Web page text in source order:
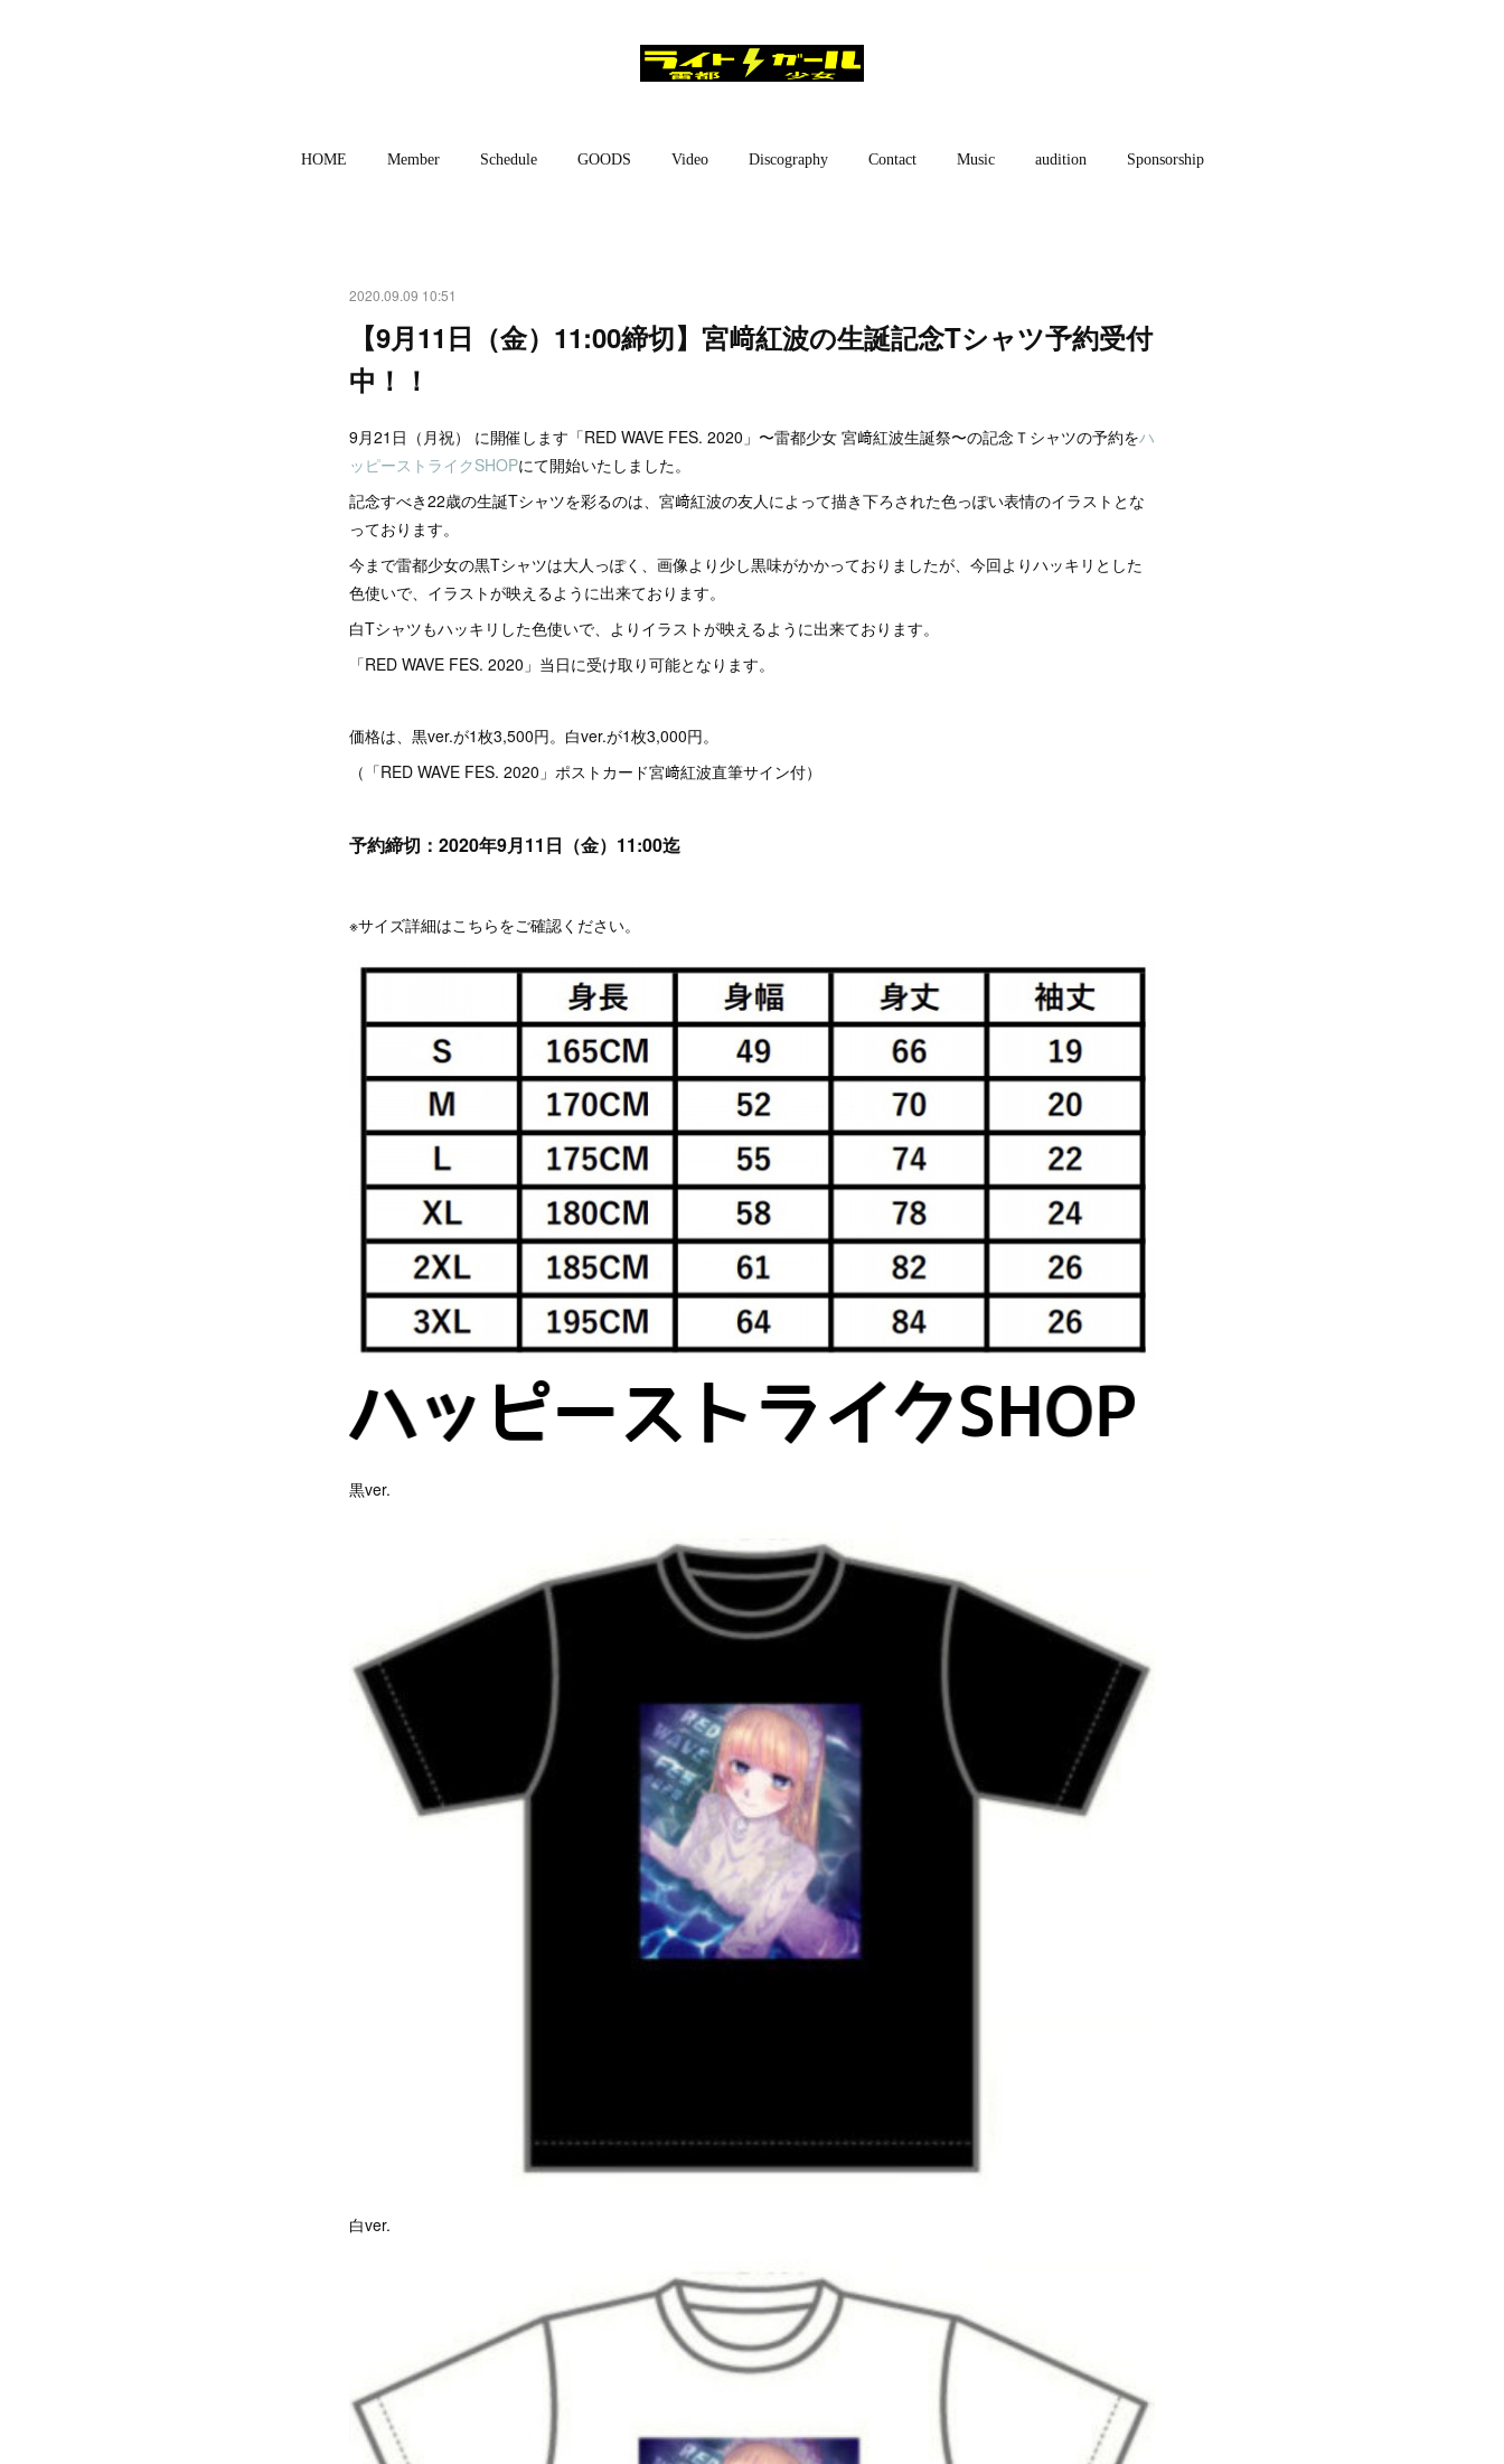
HOME Member Schedule GOODS Video Discography Contact Music audition Sponsorship
2020.09.09 10:51
【9月11日（金）11:00締切】宮﨑紅波の生誕記念Tシャツ予約受付
中！！
9月21日（月祝） に開催します「RED WAVE FES. 2020」〜雷都少女 宮﨑紅波生誕祭〜の記念Ｔシャツの予約をハ
ッピーストライクSHOPにて開始いたしました。
記念すべき22歳の生誕Tシャツを彩るのは、宮﨑紅波の友人によって描き下ろされた色っぽい表情のイラストとな
っております。
今まで雷都少女の黒Tシャツは大人っぽく、画像より少し黒味がかかっておりましたが、今回よりハッキリとした
色使いで、イラストが映えるように出来ております。
白Tシャツもハッキリした色使いで、よりイラストが映えるように出来ております。
「RED WAVE FES. 2020」当日に受け取り可能となります。
価格は、黒ver.が1枚3,500円。白ver.が1枚3,000円。
（「RED WAVE FES. 2020」ポストカード宮﨑紅波直筆サイン付）
予約締切：2020年9月11日（金）11:00迄
※サイズ詳細はこちらをご確認ください。
黒ver.
白ver.